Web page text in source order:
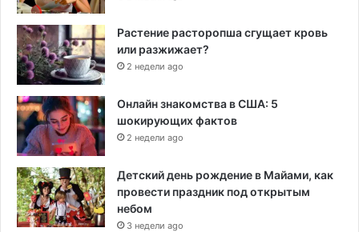
Растение расторопша сгущает кровь
или разжижает?
2 недели ago
Онлайн знакомства в США: 5
шокирующих фактов
2 недели ago
Детский день рождение в Майами, как
провести праздник под открытым
небом
3 недели ago